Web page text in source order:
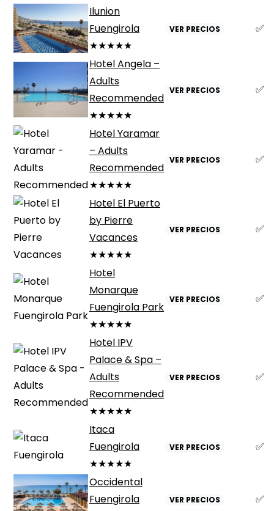
Ilunion
Fuengirola
★★★★★
VER PRECIOS ✅
Hotel Angela –
Adults
Recommended
★★★★★
VER PRECIOS ✅
Hotel Yaramar
– Adults
Recommended
★★★★★
VER PRECIOS ✅
Hotel El Puerto
by Pierre
Vacances
★★★★★
VER PRECIOS ✅
Hotel
Monarque
Fuengirola Park
★★★★★
VER PRECIOS ✅
Hotel IPV
Palace & Spa –
Adults
Recommended
★★★★★
VER PRECIOS ✅
Itaca
Fuengirola
★★★★★
VER PRECIOS ✅
Occidental
Fuengirola
VER PRECIOS ✅